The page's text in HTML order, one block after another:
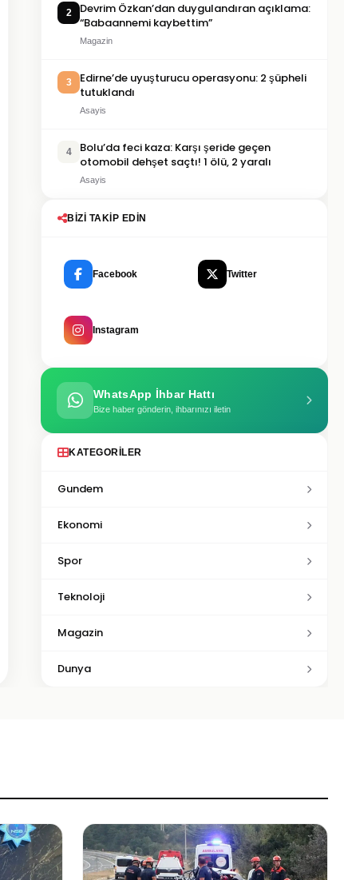
2
Devrim Özkan’dan duygulandıran açıklama:
“Babaannemi kaybettim”
Magazin
3
Edirne’de uyuşturucu operasyonu: 2 şüpheli
tutuklandı
Asayis
4
Bolu’da feci kaza: Karşı şeride geçen
otomobil dehşet saçtı! 1 ölü, 2 yaralı
Asayis
BIZI TAKIP EDIN
Facebook Twitter
Instagram
WhatsApp İhbar Hattı
Bize haber gönderin, ihbarınızı iletin
KATEGORILER
Gundem
Ekonomi
Spor
Teknoloji
Magazin
Dunya